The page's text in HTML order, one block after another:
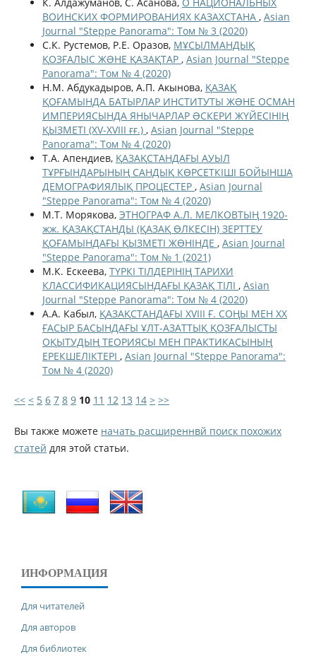
ВОИНСКИХ ФОРМИРОВАНИЯХ КАЗАХСТАНА , Asian
Journal "Steppe Panorama": Том № 3 (2020)
С.К. Рустемов, Р.Е. Оразов, МҰСЫЛМАНДЫҚ
ҚОЗҒАЛЫС ЖƏНЕ ҚАЗАҚТАР , Asian Journal "Steppe
Panorama": Том № 4 (2020)
Н.М. Абдукадыров, А.П. Акынова, ҚАЗАҚ
ҚОҒАМЫНДА БАТЫРЛАР ИНСТИТУТЫ ЖƏНЕ ОСМАН
ИМПЕРИЯСЫНДА ЯНЫЧАРЛАР ƏСКЕРИ ЖҮЙЕСІНІҢ
ҚЫЗМЕТІ (XV-XVIII ғғ.) , Asian Journal "Steppe
Panorama": Том № 4 (2020)
Т.А. Апендиев, ҚАЗАҚСТАНДАҒЫ АУЫЛ
ТҰРҒЫНДАРЫНЫҢ САНДЫҚ КӨРСЕТКІШІ БОЙЫНША
ДЕМОГРАФИЯЛЫҚ ПРОЦЕСТЕР , Asian Journal
"Steppe Panorama": Том № 4 (2020)
М.Т. Морякова, ЭТНОГРАФ А.Л. МЕЛКОВТЫҢ 1920-
жж. ҚАЗАҚСТАНДЫ (ҚАЗАҚ ӨЛКЕСІН) ЗЕРТТЕУ
ҚОҒАМЫНДАҒЫ ҚЫЗМЕТІ ЖӨНІНДЕ , Asian Journal
"Steppe Panorama": Том № 1 (2021)
М.К. Ескеева, ТҮРКІ ТІЛДЕРІНІҢ ТАРИХИ
КЛАССИФИКАЦИЯСЫНДАҒЫ ҚАЗАҚ ТІЛІ , Asian
Journal "Steppe Panorama": Том № 4 (2020)
А.А. Кабыл, ҚАЗАҚСТАНДАҒЫ XVIII Ғ. СОҢЫ МЕН XX
ҒАСЫР БАСЫНДАҒЫ ҰЛТ-АЗАТТЫҚ ҚОЗҒАЛЫСТЫ
ОҚЫТУДЫҢ ТЕОРИЯСЫ МЕН ПРАКТИКАСЫНЫҢ
ЕРЕКШЕЛІКТЕРІ , Asian Journal "Steppe Panorama":
Том № 4 (2020)
<< < 5 6 7 8 9 10 11 12 13 14 > >>
Вы также можете начать расширеннвй поиск похожих
статей для этой статьи.
ИНФОРМАЦИЯ
Для читателей
Для авторов
Для библиотек